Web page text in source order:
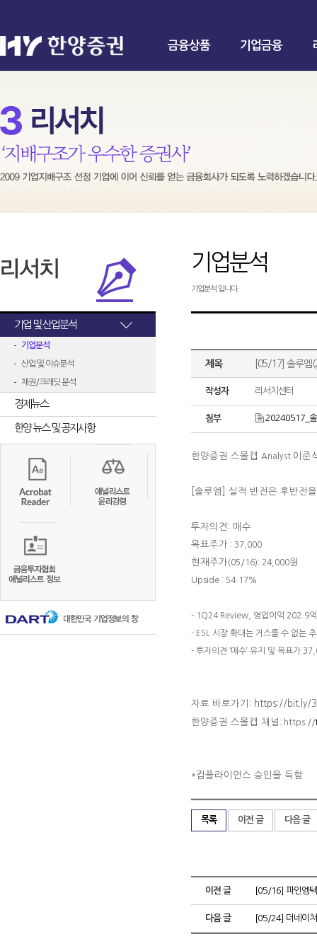
금융상품 기업금융
기업 및 산업분석
기업분석
산업 및 이슈분석
채권/크레딧 분석
경제뉴스
한양 뉴스 및 공지사항
기업분석
기업분석 입니다.
제목 [05/17] 솔루엠
작성자 리서치센터
첨부 20240517_
한양증권 스몰캡 Analyst 이준
[솔루엠] 실적 반전은 후반전
투자의견: 매수
목표주가 : 37,000
현재주가(05/16): 24,000원
Upside : 54.17%
- 1Q24 Review, 영업이익 202.9억
- ESL 시장 확대는 거스를 수 없는
- 투자의견 ‘매수’ 유지 및 목표가
자료 바로가기: https://bit.ly/
한양증권 스몰캡 채널 : https://
*컴플라이언스 승인을 득함
목록 이전 글 다음 글
이전 글 [05/16] 파인엠
다음 글 [05/24] 더네이